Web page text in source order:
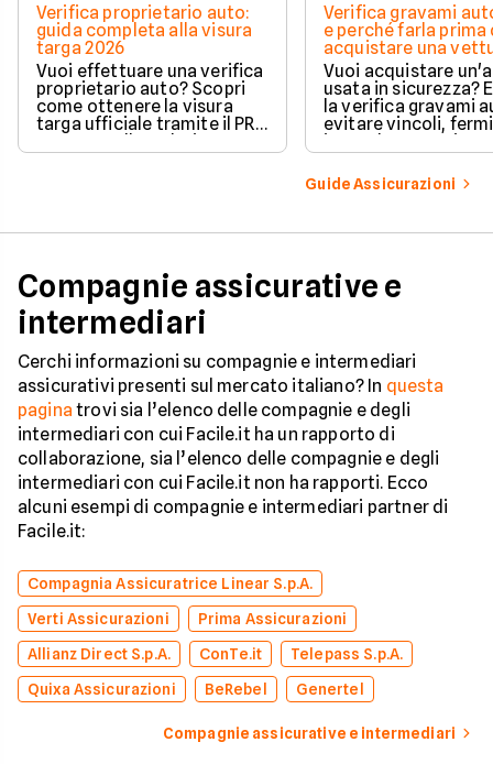
Verifica proprietario auto:
guida completa alla visura
targa 2026
Vuoi effettuare una verifica
proprietario auto? Scopri
come ottenere la visura
targa ufficiale tramite il PRA
per controllare dati e
vincoli in totale sicurezza.
Verifica gravami
e perché farla prima
acquistare una
Vuoi acquistare
usata in sicurezza?
la verifica gravami
evitare vincoli,
ipoteche. Scopri
tutelare il tuo
Guide Assicurazioni
Compagnie assicurative e
intermediari
Cerchi informazioni su compagnie e intermediari
assicurativi presenti sul mercato italiano? In questa
pagina trovi sia l’elenco delle compagnie e degli
intermediari con cui Facile.it ha un rapporto di
collaborazione, sia l’elenco delle compagnie e degli
intermediari con cui Facile.it non ha rapporti. Ecco
alcuni esempi di compagnie e intermediari partner di
Facile.it:
Compagnia Assicuratrice Linear S.p.A.
Verti Assicurazioni
Prima Assicurazioni
Allianz Direct S.p.A.
ConTe.it
Telepass S.p.A.
Quixa Assicurazioni
BeRebel Genertel
Compagnie assicurative e intermediari